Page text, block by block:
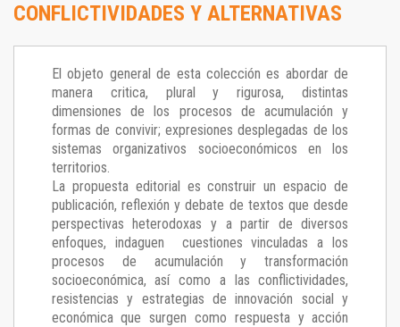
CONFLICTIVIDADES Y ALTERNATIVAS
El objeto general de esta colección es abordar de
manera critica, plural y rigurosa, distintas
dimensiones de los procesos de acumulación y
formas de convivir; expresiones desplegadas de los
sistemas organizativos socioeconómicos en los
territorios.
La propuesta editorial es construir un espacio de
publicación, reflexión y debate de textos que desde
perspectivas heterodoxas y a partir de diversos
enfoques, indaguen cuestiones vinculadas a los
procesos de acumulación y transformación
socioeconómica, así como a las conflictividades,
resistencias y estrategias de innovación social y
económica que surgen como respuesta y acción